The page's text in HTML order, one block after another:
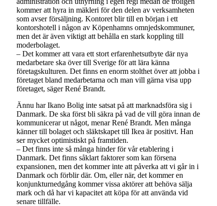
kommer att hyra in mäkleri för den delen av verksamheten
som avser försäljning. Kontoret blir till en början i ett
kontorshotell i någon av Köpenhamns omnjedskommuner,
men det är även viktigt att behålla en stark koppling till
moderbolaget.
– Det kommer att vara ett stort erfarenhetsutbyte där nya
medarbetare ska över till Sverige för att lära känna
företagskulturen. Det finns en enorm stolthet över att jobba i
företaget bland medarbetarna och man vill gärna visa upp
företaget, säger René Brandt.
Ännu har Ikano Bolig inte satsat på att marknadsföra sig i
Danmark. De ska först bli säkra på vad de vill göra innan de
kommunicerar ut något, menar René Brandt. Men många
känner till bolaget och släktskapet till Ikea är positivt. Han
ser mycket optimistiskt på framtiden.
– Det finns inte så många hinder för vår etablering i
Danmark. Det finns såklart faktorer som kan försena
expansionen, men det kommer inte att påverka att vi går in i
Danmark och förblir där. Om, eller när, det kommer en
konjunkturnedgång kommer vissa aktörer att behöva sälja
mark och då har vi kapacitet att köpa för att använda vid
senare tillfälle.